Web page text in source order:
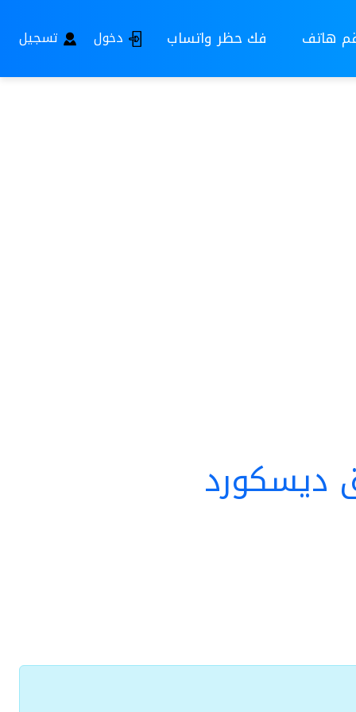
هاتف فك حظر واتساب دخول تسجيل
ديسكورد